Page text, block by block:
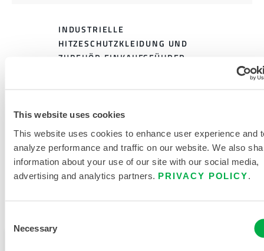
This website uses cookies
This website uses cookies to enhance user experience and
analyze performance and traffic on our website. We also
information about your use of our site with our social media,
advertising and analytics partners. PRIVACY POLICY
Selection
Necessary
VERWANDTE DOKUMENTE
INDUSTRIELLE
HITZESCHUTZKLEIDUNG UND
ZUBEHÖR EINKAUFSFÜHRER